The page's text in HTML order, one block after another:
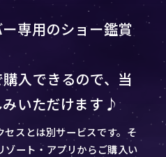
専用のショー鑑賞
入できるので、当
みいただけます♪
スとは別サービスです。そ
ゾート・アプリからご購入い